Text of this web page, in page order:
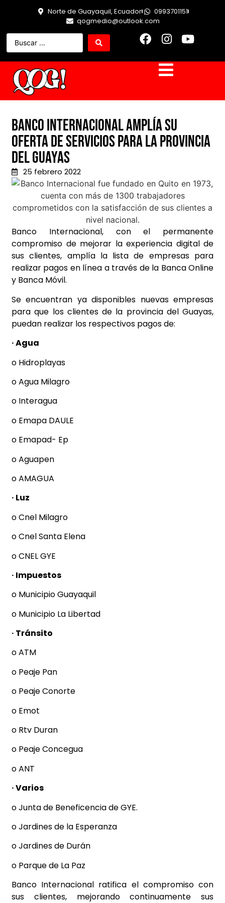
Norte de Guayaquil, Ecuador
0993701151
qogmedio@outlook.com
Banco Internacional amplía su
oferta de servicios para la provincia
del Guayas
25 febrero 2022
Banco Internacional, con el permanente
compromiso de mejorar la experiencia digital de
sus clientes, amplía la lista de empresas para
realizar pagos en línea a través de la Banca Online
y Banca Móvil.
Se encuentran ya disponibles nuevas empresas
para que los clientes de la provincia del Guayas,
puedan realizar los respectivos pagos de:
· Agua
o Hidroplayas
o Agua Milagro
o Interagua
o Emapa DAULE
o Emapad- Ep
o Aguapen
o AMAGUA
· Luz
o Cnel Milagro
o Cnel Santa Elena
o CNEL GYE
· Impuestos
o Municipio Guayaquil
o Municipio La Libertad
· Tránsito
o ATM
o Peaje Pan
o Peaje Conorte
o Emot
o Rtv Duran
o Peaje Concegua
o ANT
· Varios
o Junta de Beneficencia de GYE.
o Jardines de la Esperanza
o Jardines de Durán
o Parque de La Paz
Banco Internacional ratifica el compromiso con
sus clientes, mejorando continuamente sus